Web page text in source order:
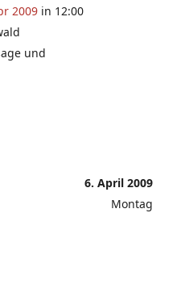
2009 in 12:00
und
6. April 2009
Montag